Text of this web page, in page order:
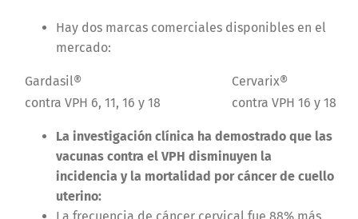
Hay dos marcas comerciales disponibles en el
mercado:
Gardasil®
Cervarix®
contra VPH 6, 11, 16 y 18
contra VPH 16 y 18
La investigación clínica ha demostrado que las
vacunas contra el VPH disminuyen la
incidencia y la mortalidad por cáncer de cuello
uterino: